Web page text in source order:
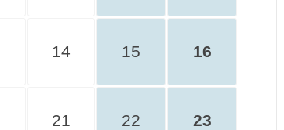
14 15 16
21 22 23